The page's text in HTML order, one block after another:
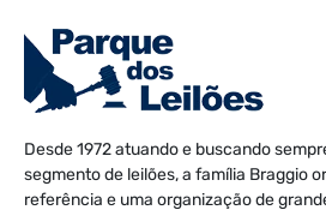
Desde 1972 atuando e buscando
segmento de leilões, a família Braggio
referência e uma organização de